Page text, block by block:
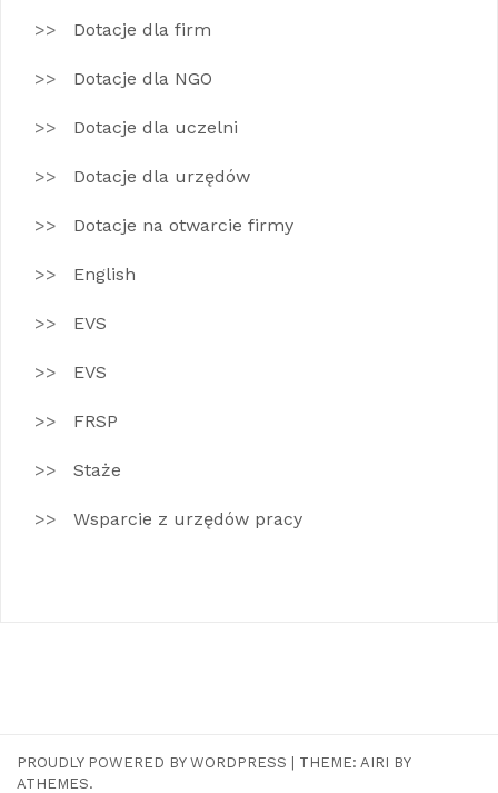
Dotacje dla firm
Dotacje dla NGO
Dotacje dla uczelni
Dotacje dla urzędów
Dotacje na otwarcie firmy
English
EVS
EVS
FRSP
Staże
Wsparcie z urzędów pracy
PROUDLY POWERED BY WORDPRESS THEME: AIRI BY
ATHEMES.